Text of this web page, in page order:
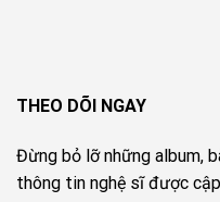
THEO DÕI NGAY
Đừng bỏ lỡ những album,
thông tin nghệ sĩ được